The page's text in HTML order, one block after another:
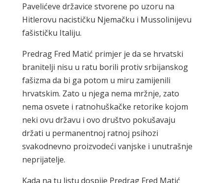
Pavelićeve državice stvorene po uzoru na
Hitlerovu nacističku Njemačku i Mussolinijevu
fašističku Italiju.
Predrag Fred Matić primjer je da se hrvatski
branitelji nisu u ratu borili protiv srbijanskog
fašizma da bi ga potom u miru zamijenili
hrvatskim. Zato u njega nema mržnje, zato
nema osvete i ratnohuškačke retorike kojom
neki ovu državu i ovo društvo pokušavaju
držati u permanentnoj ratnoj psihozi
svakodnevno proizvodeći vanjske i unutrašnje
neprijatelje.
Kada na tu listu dospije Predrag Fred Matić